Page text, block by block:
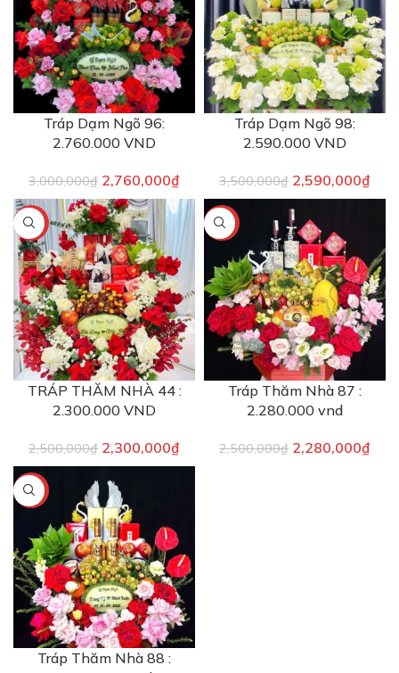
Tráp Dạm Ngõ 96:
2.760.000 VND
3,000,000₫ 2,760,000₫
Tráp Dạm Ngõ 98:
2.590.000 VND
3,500,000₫ 2,590,000₫
-8%
TRÁP THĂM NHÀ 44 :
2.300.000 VND
2,500,000₫ 2,300,000₫
-9%
Tráp Thăm Nhà 87 :
2.280.000 vnd
2,500,000₫ 2,280,000₫
-9%
Tráp Thăm Nhà 88 :